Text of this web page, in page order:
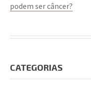
podem ser câncer?
CATEGORIAS